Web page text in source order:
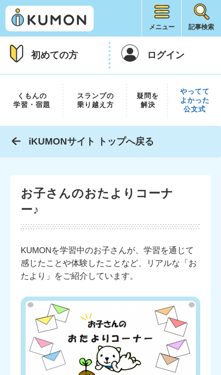
メニュー 記事検索
初めての方 ログイン
くもんの
学習・宿題
スランプの
乗り越え方
疑問を
解決
やってて
よかった
公文式
iKUMONサイト トップへ戻る
お子さんのおたよりコーナ
ー♪
KUMONを学習中のお子さんが、学習を通じて
感じたことや体験したことなど、リアルな「お
たより」をご紹介しています。